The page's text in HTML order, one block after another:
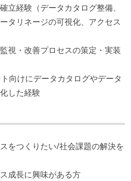
立経験（データカタログ整備、
タリネージの可視化、アクセス
視・改善プロセスの策定・実装
向けにデータカタログやデータ
した経験
をつくりたい/社会課題の解決を
成長に興味がある方